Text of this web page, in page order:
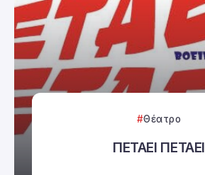
Θέατρο
ΠΕΤΑΕΙ ΠΕΤΑΕΙ